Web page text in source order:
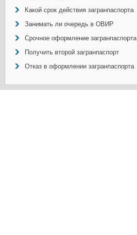
Какой срок действия загранпаспорта
Занимать ли очередь в ОВИР
Срочное оформление загранпаспорта
Получить второй загранпаспорт
Отказ в оформлении загранпаспорта